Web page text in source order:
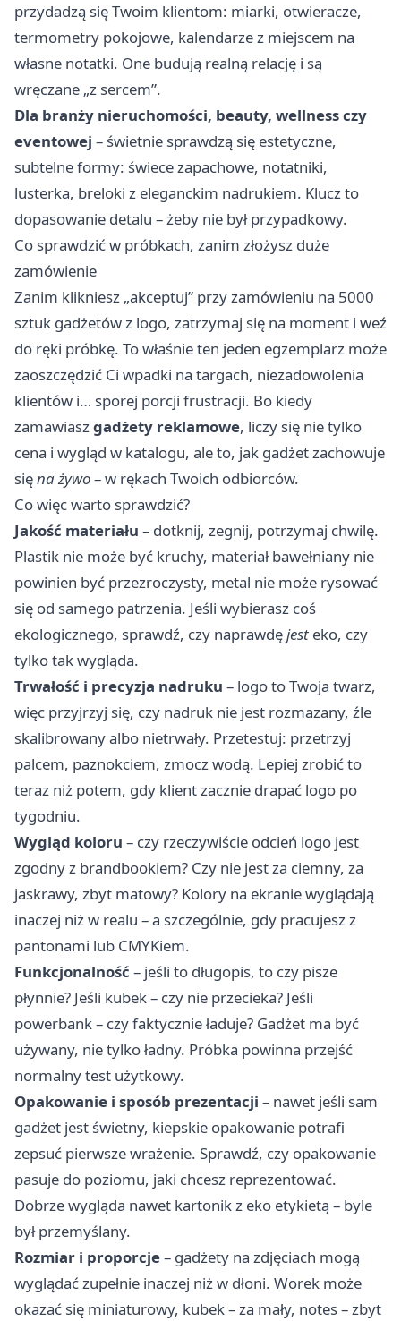
przydadzą się Twoim klientom: miarki, otwieracze,
termometry pokojowe, kalendarze z miejscem na
własne notatki. One budują realną relację i są
wręczane „z sercem”.
Dla branży nieruchomości, beauty, wellness czy
eventowej – świetnie sprawdzą się estetyczne,
subtelne formy: świece zapachowe, notatniki,
lusterka, breloki z eleganckim nadrukiem. Klucz to
dopasowanie detalu – żeby nie był przypadkowy.
Co sprawdzić w próbkach, zanim złożysz duże
zamówienie
Zanim klikniesz „akceptuj” przy zamówieniu na 5000
sztuk gadżetów z logo, zatrzymaj się na moment i weź
do ręki próbkę. To właśnie ten jeden egzemplarz może
zaoszczędzić Ci wpadki na targach, niezadowolenia
klientów i… sporej porcji frustracji. Bo kiedy
zamawiaszgadżety reklamowe, liczy się nie tylko
cena i wygląd w katalogu, ale to, jak gadżet zachowuje
sięna żywo– w rękach Twoich odbiorców.
Co więc warto sprawdzić?
Jakość materiału – dotknij, zegnij, potrzymaj chwilę.
Plastik nie może być kruchy, materiał bawełniany nie
powinien być przezroczysty, metal nie może rysować
się od samego patrzenia. Jeśli wybierasz coś
ekologicznego, sprawdź, czy naprawdęjest eko, czy
tylko tak wygląda.
Trwałość i precyzja nadruku – logo to Twoja twarz,
więc przyjrzyj się, czy nadruk nie jest rozmazany, źle
skalibrowany albo nietrwały. Przetestuj: przetrzyj
palcem, paznokciem, zmocz wodą. Lepiej zrobić to
teraz niż potem, gdy klient zacznie drapać logo po
tygodniu.
Wygląd koloru – czy rzeczywiście odcień logo jest
zgodny z brandbookiem? Czy nie jest za ciemny, za
jaskrawy, zbyt matowy? Kolory na ekranie wyglądają
inaczej niż w realu – a szczególnie, gdy pracujesz z
pantonami lub CMYKiem.
Funkcjonalność – jeśli to długopis, to czy pisze
płynnie? Jeśli kubek – czy nie przecieka? Jeśli
powerbank – czy faktycznie ładuje? Gadżet ma być
używany, nie tylko ładny. Próbka powinna przejść
normalny test użytkowy.
Opakowanie i sposób prezentacji – nawet jeśli sam
gadżet jest świetny, kiepskie opakowanie potrafi
zepsuć pierwsze wrażenie. Sprawdź, czy opakowanie
pasuje do poziomu, jaki chcesz reprezentować.
Dobrze wygląda nawet kartonik z eko etykietą – byle
był przemyślany.
Rozmiar i proporcje– gadżety na zdjęciach mogą
wyglądać zupełnie inaczej niż w dłoni. Worek może
okazać się miniaturowy, kubek – za mały, notes – zbyt